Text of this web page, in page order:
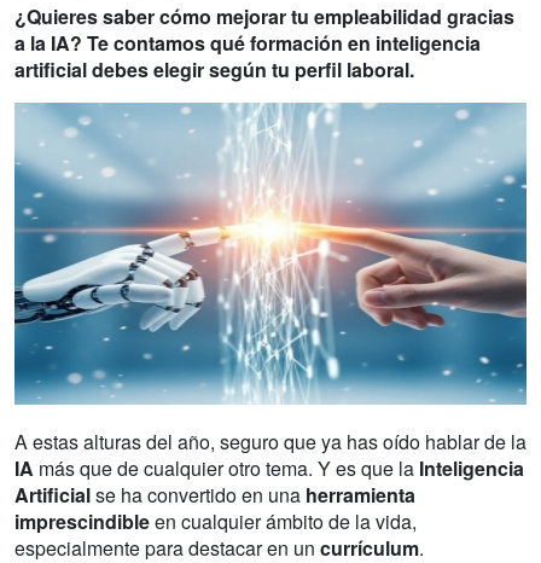
¿Quieres saber cómo mejorar tu empleabilidad gracias
a la IA? Te contamos qué formación en inteligencia
artificial debes elegir según tu perfil laboral.
A estas alturas del año, seguro que ya has oído hablar de la
IA más que de cualquier otro tema. Y es que la Inteligencia
Artificialse ha convertido en una herramienta
imprescindibleen cualquier ámbito de la vida,
especialmente para destacar en un currículum.